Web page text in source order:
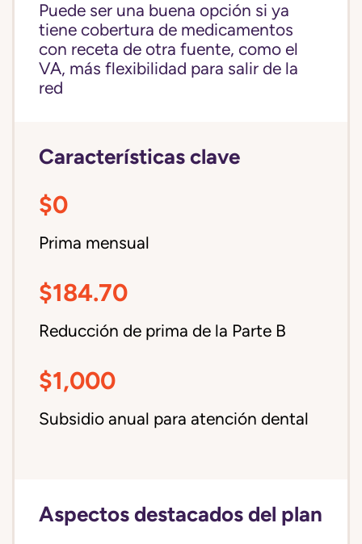
Puede ser una buena opción si ya
tiene cobertura de medicamentos
con receta de otra fuente, como el
VA, más flexibilidad para salir de la
red
Características clave
$0
Prima mensual
$184.70
Reducción de prima de la Parte B
$1,000
Subsidio anual para atención dental
Aspectos destacados del plan